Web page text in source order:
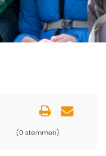
(0 stemmen)